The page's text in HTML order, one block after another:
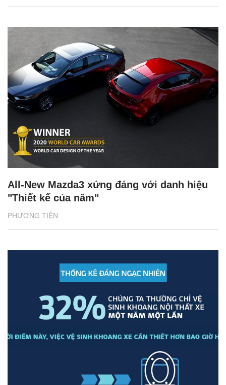
PHƯƠNG TIỆN
All-New Mazda3 xứng đáng với danh hiệu
"Thiết kế của năm"